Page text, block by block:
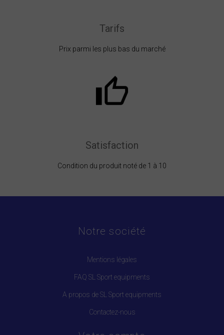
Tarifs
Prix parmi les plus bas du marché
Satisfaction
Condition du produit noté de 1 à 10
Notre société
Mentions légales
FAQ SL Sport equipments
A propos de SL Sport equipments
Contactez-nous